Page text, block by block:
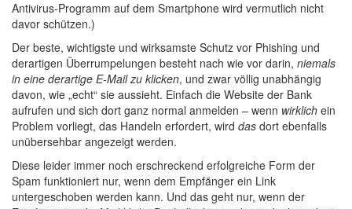
Antivirus-Programm auf dem Smartphone wird vermutlich nicht
davor schützen.)
Der beste, wichtigste und wirksamste Schutz vor Phishing und
derartigen Überrumpelungen besteht nach wie vor darin, niemals
in eine derartige E-Mail zu klicken, und zwar völlig unabhängig
davon, wie „echt“ sie aussieht. Einfach die Website der Bank
aufrufen und sich dort ganz normal anmelden – wenn wirklich ein
Problem vorliegt, das Handeln erfordert, wird das dort ebenfalls
unübersehbar angezeigt werden.
Diese leider immer noch erschreckend erfolgreiche Form der
Spam funktioniert nur, wenn dem Empfänger ein Link
untergeschoben werden kann. Und das geht nur, wenn der